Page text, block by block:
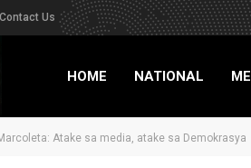
Contact Us
HOME NATIONAL
Atake sa media, atake sa Demokrasya